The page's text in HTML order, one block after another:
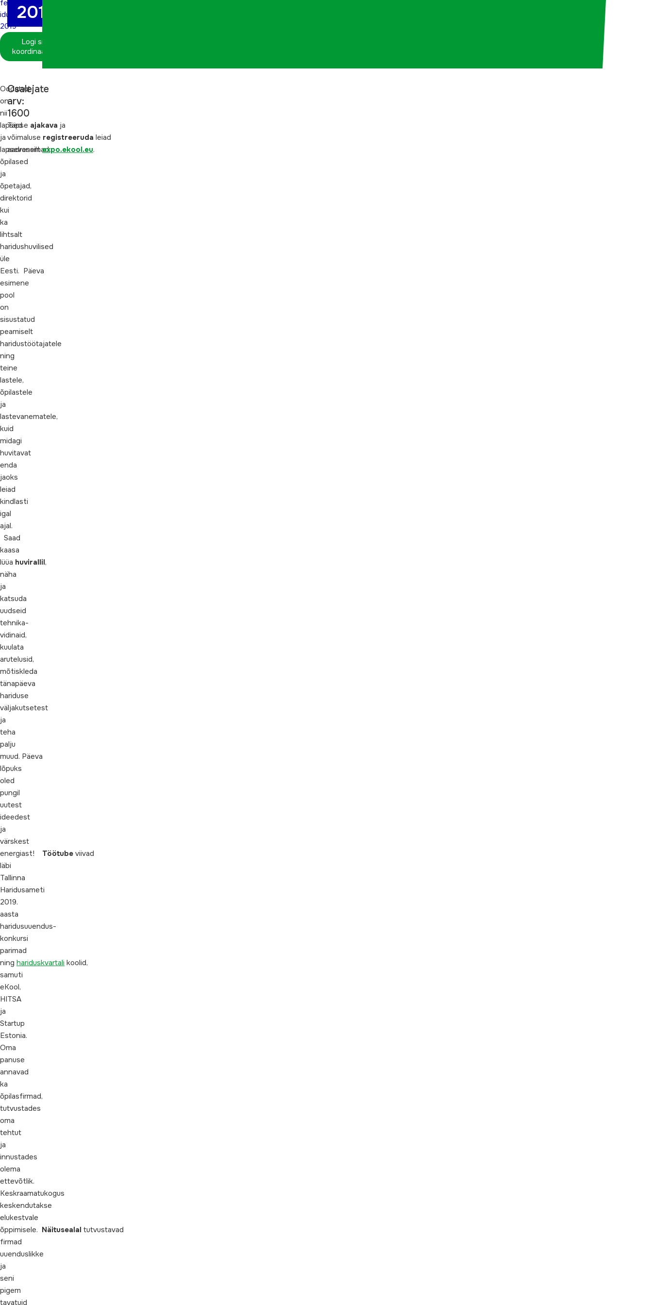
festival
iduEDU
2019
Logi sisse
koordinaatorina
2019
Oodatud
on
nii
lapsed
ja
lapsevanemad,
õpilased
ja
õpetajad,
direktorid
kui
ka
lihtsalt
haridushuvilised
üle
Eesti. Päeva
esimene
pool
on
sisustatud
peamiselt
haridustöötajatele
ning
teine
lastele,
õpilastele
ja
lastevanematele,
kuid
midagi
huvitavat
enda
jaoks
leiad
kindlasti
igal
ajal.
Saad
kaasa
lüüa huvirallil,
näha
ja
katsuda
uudseid
tehnika-
vidinaid,
kuulata
arutelusid,
mõtiskleda
tänapäeva
hariduse
väljakutsetest
ja
teha
palju
muud. Päeva
lõpuks
oled
pungil
uutest
ideedest
ja
värskest
energiast! Töötube viivad
läbi
Tallinna
Haridusameti
2019.
aasta
haridusuuendus-
konkursi
parimad
ning hariduskvartali koolid,
samuti
eKool,
HITSA
ja
Startup
Estonia.
Oma
panuse
annavad
ka
õpilasfirmad,
tutvustades
oma
tehtut
ja
innustades
olema
ettevõtlik.
Keskraamatukogus
keskendutakse
elukestvale
õppimisele. Näitusealal tutvustavad
firmad
uuenduslikke
ja
seni
pigem
tavatuid
Osalejate
arv:
1600
Täpse ajakava ja
võimaluse registreeruda leiad
aadressiltexpo.ekool.eu.